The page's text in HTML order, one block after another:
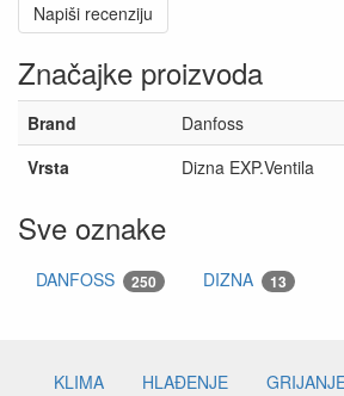
Napiši recenziju
Značajke proizvoda
Brand
Danfoss
Vrsta
Dizna EXP.Ventila
Sve oznake
DANFOSS 250 DIZNA 13
KLIMA HLAĐENJE